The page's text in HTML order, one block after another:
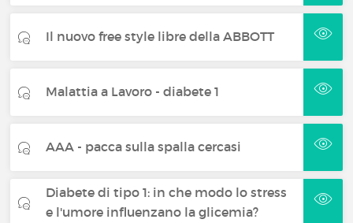
Il nuovo free style libre della ABBOTT
Malattia a Lavoro - diabete 1
AAA - pacca sulla spalla cercasi
Diabete di tipo 1: in che modo lo stress
e l'umore influenzano la glicemia?